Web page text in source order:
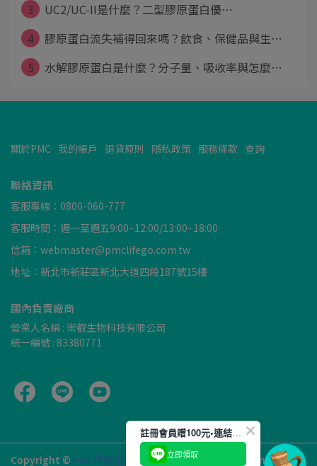
3
UC2/UC-II是什麼？二型膠原蛋白優⋯
4
膠原蛋白流失補得回來嗎？飲食、保健品與生⋯
5
水解膠原蛋白是什麼？分子量、吸收率與怎麼⋯
關於PMC 我的帳戶 退貨原則 隱私政策 服務條款 查詢
聯絡資訊
客服專線：0800-060-777
客服時間：週一至週五9:00~12:00/13:00~18:00
信箱：webmaster@pmclifego.com.tw
地址：新北市新莊區新北大道四段187號15樓
國內負責廠商
營業人名稱 : 崇叡生物科技有限公司
統一編號 : 83380771
Copyright © PMC百醫生技 All Rights Reserved. Designed by
註冊會員贈100元•連結𝙇𝙄𝙉𝙀再送50元
立即領取